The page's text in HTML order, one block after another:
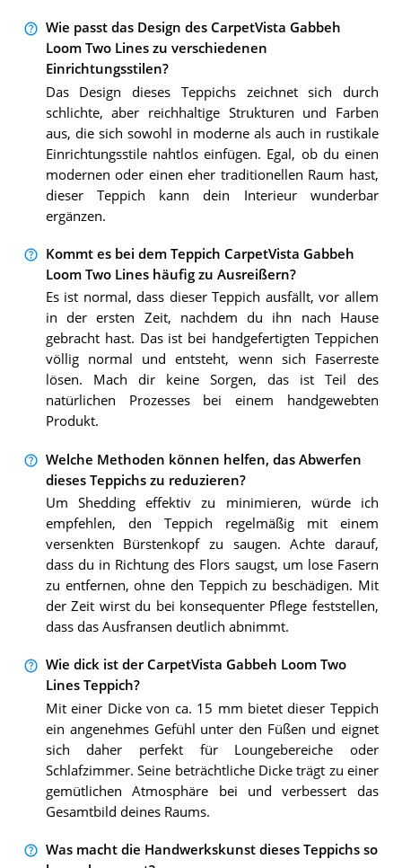
Wie passt das Design des CarpetVista Gabbeh
Loom Two Lines zu verschiedenen
Einrichtungsstilen?
Das Design dieses Teppichs zeichnet sich durch
schlichte, aber reichhaltige Strukturen und Farben
aus, die sich sowohl in moderne als auch in rustikale
Einrichtungsstile nahtlos einfügen. Egal, ob du einen
modernen oder einen eher traditionellen Raum hast,
dieser Teppich kann dein Interieur wunderbar
ergänzen.
Kommt es bei dem Teppich CarpetVista Gabbeh
Loom Two Lines häufig zu Ausreißern?
Es ist normal, dass dieser Teppich ausfällt, vor allem
in der ersten Zeit, nachdem du ihn nach Hause
gebracht hast. Das ist bei handgefertigten Teppichen
völlig normal und entsteht, wenn sich Faserreste
lösen. Mach dir keine Sorgen, das ist Teil des
natürlichen Prozesses bei einem handgewebten
Produkt.
Welche Methoden können helfen, das Abwerfen
dieses Teppichs zu reduzieren?
Um Shedding effektiv zu minimieren, würde ich
empfehlen, den Teppich regelmäßig mit einem
versenkten Bürstenkopf zu saugen. Achte darauf,
dass du in Richtung des Flors saugst, um lose Fasern
zu entfernen, ohne den Teppich zu beschädigen. Mit
der Zeit wirst du bei konsequenter Pflege feststellen,
dass das Ausfransen deutlich abnimmt.
Wie dick ist der CarpetVista Gabbeh Loom Two
Lines Teppich?
Mit einer Dicke von ca. 15 mm bietet dieser Teppich
ein angenehmes Gefühl unter den Füßen und eignet
sich daher perfekt für Loungebereiche oder
Schlafzimmer. Seine beträchtliche Dicke trägt zu einer
gemütlichen Atmosphäre bei und verbessert das
Gesamtbild deines Raums.
Was macht die Handwerkskunst dieses Teppichs so